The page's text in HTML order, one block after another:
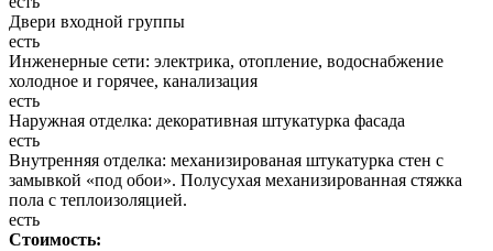
Двери входной группы
есть
Инженерные сети: электрика, отопление, водоснабжение
холодное и горячее, канализация
есть
Наружная отделка: декоративная штукатурка фасада
есть
Внутренняя отделка: механизированая штукатурка стен с
замывкой «под обои». Полусухая механизированная стяжка
пола с теплоизоляцией.
есть
Стоимость: